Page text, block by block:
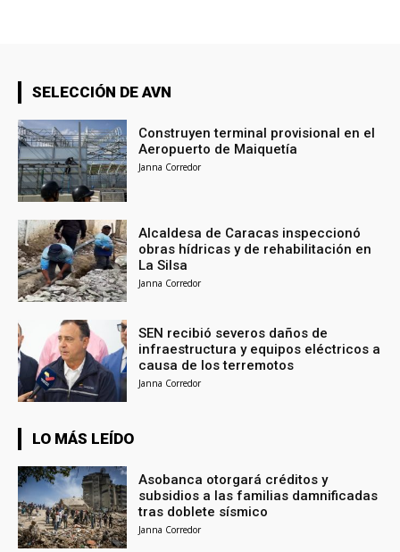
SELECCIÓN DE AVN
Construyen terminal provisional en el
Aeropuerto de Maiquetía
Janna Corredor
Alcaldesa de Caracas inspeccionó
obras hídricas y de rehabilitación en
La Silsa
Janna Corredor
SEN recibió severos daños de
infraestructura y equipos eléctricos a
causa de los terremotos
Janna Corredor
LO MÁS LEÍDO
Asobanca otorgará créditos y
subsidios a las familias damnificadas
tras doblete sísmico
Janna Corredor